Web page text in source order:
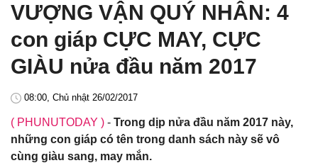
VƯỢNG VẬN QUÝ NHÂN: 4
con giáp CỰC MAY, CỰC
GIÀU nửa đầu năm 2017
08:00, Chủ nhật 26/02/2017
( PHUNUTODAY ) - Trong dịp nửa đầu năm 2017 này,
những con giáp có tên trong danh sách này sẽ vô
cùng giàu sang, may mắn.